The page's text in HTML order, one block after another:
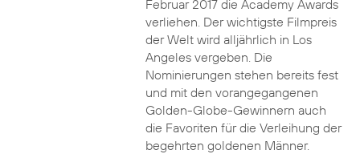
Februar 2017 die Academy Awards
verliehen. Der wichtigste Filmpreis
der Welt wird alljährlich in Los
Angeles vergeben. Die
Nominierungen stehen bereits fest
und mit den vorangegangenen
Golden-Globe-Gewinnern auch
die Favoriten für die Verleihung der
begehrten goldenen Männer.